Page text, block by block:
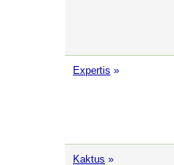
Expertis »
Kaktus »